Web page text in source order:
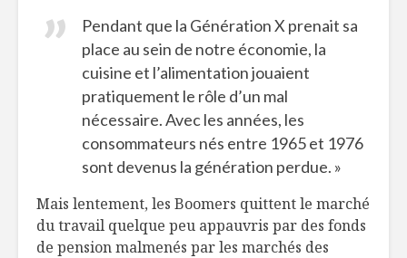
Pendant que la Génération X prenait sa
place au sein de notre économie, la
cuisine et l’alimentation jouaient
pratiquement le rôle d’un mal
nécessaire. Avec les années, les
consommateurs nés entre 1965 et 1976
sont devenus la génération perdue. »
Mais lentement, les Boomers quittent le marché
du travail quelque peu appauvris par des fonds
de pension malmenés par les marchés des